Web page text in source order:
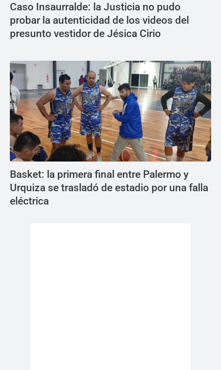
Caso Insaurralde: la Justicia no pudo
probar la autenticidad de los videos del
presunto vestidor de Jésica Cirio
Basket: la primera final entre Palermo y
Urquiza se trasladó de estadio por una falla
eléctrica